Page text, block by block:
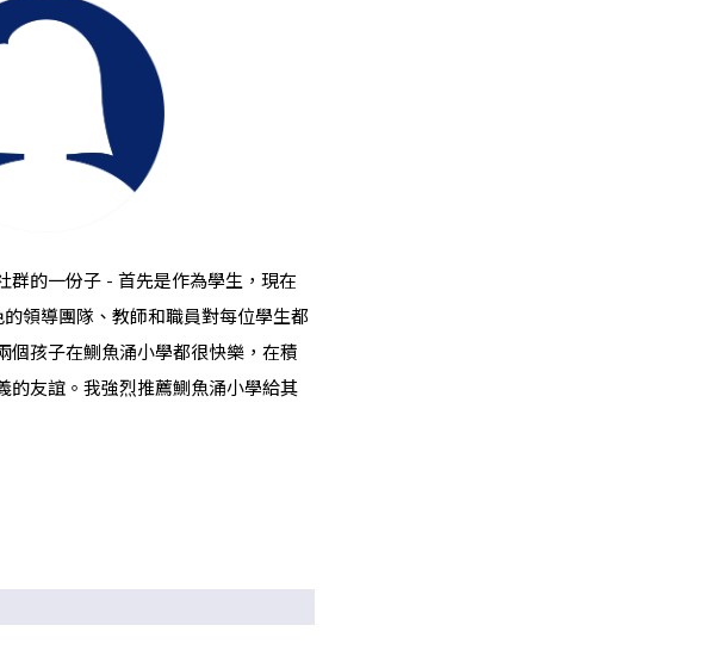
群的一份子 - 首先是作為學生，現在
領導團隊、教師和職員對每位學生都
個孩子在鰂魚涌小學都很快樂，在積
的友誼。我強烈推薦鰂魚涌小學給其